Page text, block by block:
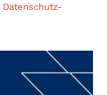
Datenschutz-